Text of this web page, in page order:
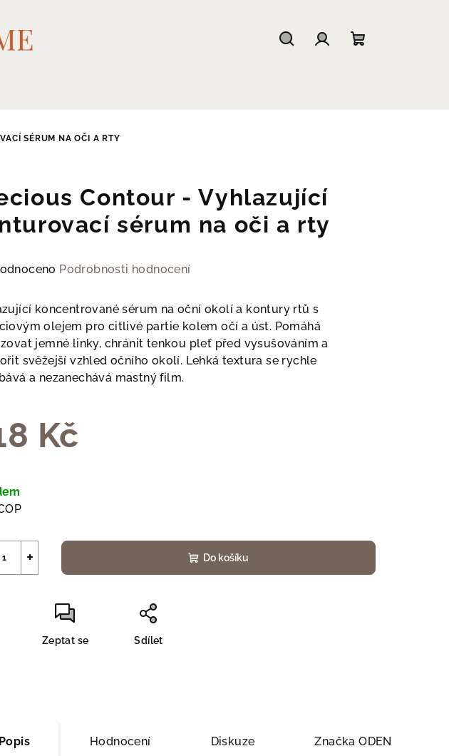
SÉRUM NA OČI A RTY
Contour - Vyhlazující
sérum na oči a rty
Podrobnosti hodnocení
koncentrované sérum na oční okolí a kontury rtů s
olejem pro citlivé partie kolem očí a úst. Pomáhá
jemné linky, chránit tenkou pleť před vysušováním a
svěžejší vzhled očního okolí. Lehká textura se rychle
a nezanechává mastný film.
Kč
+ Do košíku
Zeptat se Sdílet
Popis Hodnocení Diskuze Značka ODEN